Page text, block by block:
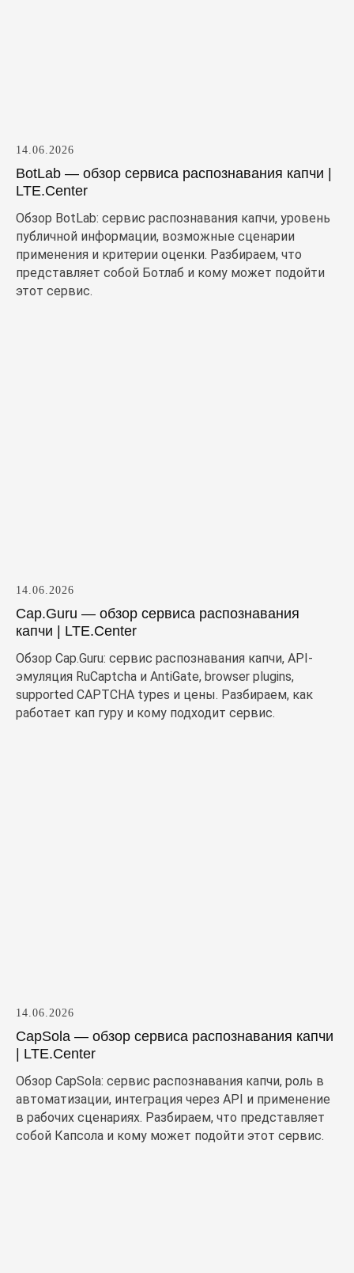
14.06.2026
BotLab — обзор сервиса распознавания капчи |
LTE.Center
Обзор BotLab: сервис распознавания капчи, уровень
публичной информации, возможные сценарии
применения и критерии оценки. Разбираем, что
представляет собой Ботлаб и кому может подойти
этот сервис.
14.06.2026
Cap.Guru — обзор сервиса распознавания
капчи | LTE.Center
Обзор Cap.Guru: сервис распознавания капчи, API-
эмуляция RuCaptcha и AntiGate, browser plugins,
supported CAPTCHA types и цены. Разбираем, как
работает кап гуру и кому подходит сервис.
14.06.2026
CapSola — обзор сервиса распознавания капчи
| LTE.Center
Обзор CapSola: сервис распознавания капчи, роль в
автоматизации, интеграция через API и применение
в рабочих сценариях. Разбираем, что представляет
собой Капсола и кому может подойти этот сервис.